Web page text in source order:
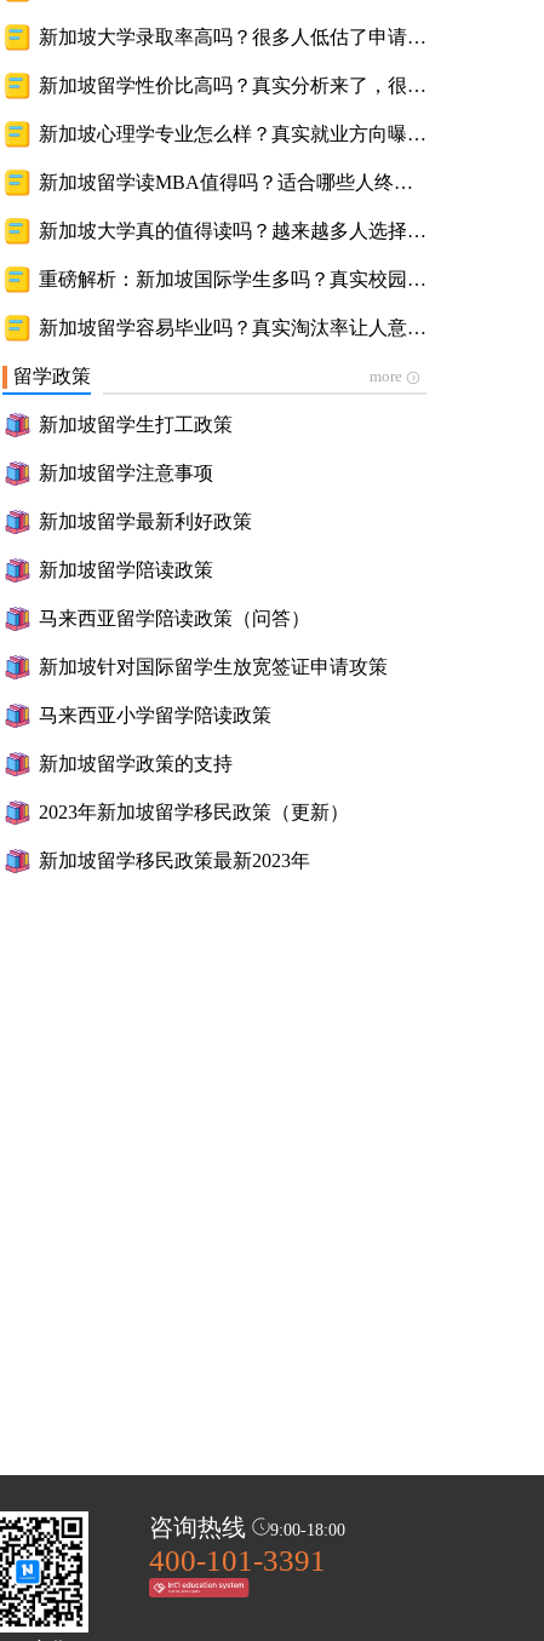
普通家庭？深度解析真实差异与择校方向
新加坡大学录取率高吗？很多人低估了申请难
度与真实竞争情况
新加坡留学性价比高吗？真实分析来了，很多
家庭看完才明白
新加坡心理学专业怎么样？真实就业方向曝
光，很多人了解后才知道
新加坡留学读MBA值得吗？适合哪些人终于
说清了真实价值
新加坡大学真的值得读吗？越来越多人选择的
原因曝光，优势比想象中更多
重磅解析：新加坡国际学生多吗？真实校园环
境公开
新加坡留学容易毕业吗？真实淘汰率让人意外
——全面揭秘毕业要求与学习真相
留学政策 more
新加坡留学生打工政策
新加坡留学注意事项
新加坡留学最新利好政策
新加坡留学陪读政策
马来西亚留学陪读政策（问答）
新加坡针对国际留学生放宽签证申请攻策
马来西亚小学留学陪读政策
新加坡留学政策的支持
2023年新加坡留学移民政策（更新）
新加坡留学移民政策最新2023年
咨询热线 9:00-18:00
400-101-3391